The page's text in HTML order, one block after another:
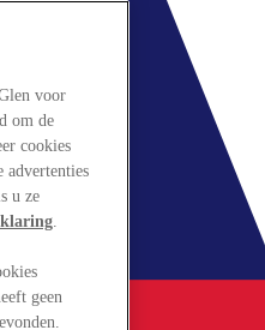
voor
om de
cookies
advertenties
u ze
.
geen